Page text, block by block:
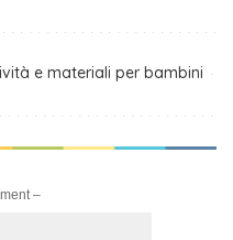
e materiali per bambini
–